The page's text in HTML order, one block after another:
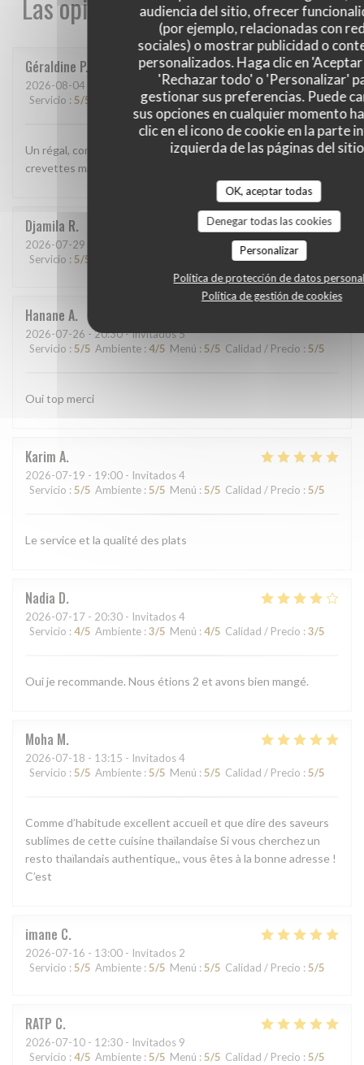
audiencia del sitio, ofrecer
(por ejemplo, relacionadas con
sociales) o mostrar publicidad o
personalizados. Haga clic en
'Rechazar todo' o 'Personalizar'
gestionar sus preferencias. Puede
sus opciones en cualquier momento
clic en el icono de cookie en la parte
izquierda de las páginas del
OK, aceptar todas
Denegar todas las cookies
Personalizar
Política de protección de datos
Política de gestión de cookies
Las opiniones de nuestros clientes
Géraldine P
2026-08-04 - 12:15 - Invitados 2
Servicio : 5/5 Ambiente:5/5 Menú: 5/5 Calidad / Precio: 5/5
Un régal, comme d'habitude. Cette fois ci j'ai pris la salade
crevettes mangue, délicieuse!
Djamila R
2026-07-29
Servicio : 5/5 Calidad / Precio:
Hanane A
2026-07-26 - 20:30 - Invitados 5
Servicio : 5/5 Ambiente : 4/5 Menú : 5/5 Calidad / Precio : 5/5
Oui top merci
Karim A
2026-07-19 - 19:00 - Invitados 4
Servicio : 5/5 Ambiente : 5/5 Menú : 5/5 Calidad / Precio :5/5
Le service et la qualité des plats
Nadia D
2026-07-17 - 20:30 - Invitados 4
Servicio : 4/5 Ambiente : 3/5 Menú : 4/5 Calidad / Precio : 3/5
Oui je recommande. Nous étions 2 et avons bien mangé.
Moha M
2026-07-18 - 13:15 - Invitados 4
Servicio : 5/5 Ambiente : 5/5 Menú : 5/5 Calidad / Precio : 5/5
Comme d’habitude excellent accueil et que dire des saveurs
sublimes de cette cuisine thaïlandaise Si vous cherchez un
resto thaïlandais authentique,, vous êtes à la bonne adresse !
C’est
imane C
2026-07-16 - 13:00 - Invitados 2
Servicio : 5/5 Ambiente : 5/5 Menú : 5/5 Calidad / Precio : 5/5
RATP C
2026-07-10 - 12:30 - Invitados 9
Servicio : 4/5 Ambiente : 5/5 Menú : 5/5 Calidad / Precio : 5/5